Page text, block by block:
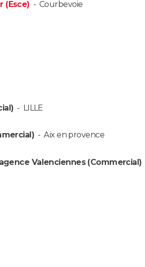
(Esce) -Courbevoie
- LILLE
-Aix en provence
Valenciennes (Commercial)